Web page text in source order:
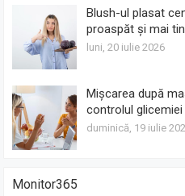
Blush-ul plasat
proaspăt și mai
luni, 20 iulie 2026
Mișcarea după
controlul glicemiei
duminică, 19 iulie
Monitor365